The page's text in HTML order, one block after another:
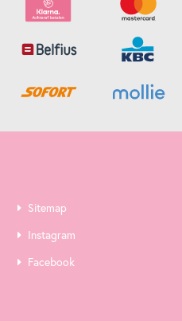
Sitemap
Instagram
Facebook